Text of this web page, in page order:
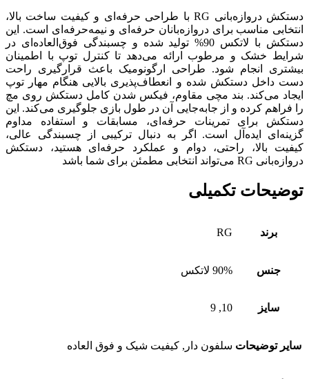
دستکش دروازه‌بانی RG با طراحی حرفه‌ای و کیفیت ساخت بالا،
انتخابی مناسب برای دروازه‌بانان حرفه‌ای و نیمه‌حرفه‌ای است. این
دستکش با لاتکس 90% تولید شده و چسبندگی فوق‌العاده‌ای در
شرایط خشک و مرطوب ارائه می‌دهد تا کنترل توپ با اطمینان
بیشتری انجام شود. طراحی ارگونومیک باعث قرارگیری راحت
دست داخل دستکش شده و انعطاف‌پذیری بالایی هنگام مهار توپ
ایجاد می‌کند. بند مچی مقاوم، فیکس شدن کامل دستکش روی مچ
را فراهم کرده و از جابه‌جایی آن در طول بازی جلوگیری می‌کند. این
دستکش برای تمرینات حرفه‌ای، مسابقات و استفاده مداوم
گزینه‌ای ایده‌آل است. اگر به دنبال ترکیبی از چسبندگی عالی،
کیفیت بالا، راحتی، دوام و عملکرد حرفه‌ای هستید، دستکش
دروازه‌بانی RG می‌تواند انتخابی مطمئن برای شما باشد
توضیحات تکمیلی
برند RG
جنس 90% لاتکس
سایز 10, 9
سایر توضیحات سلفون دار, کیفیت شیک و فوق العاده